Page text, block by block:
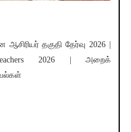
தகுதி தேர்வு 2026 |
2026 | அறைக்